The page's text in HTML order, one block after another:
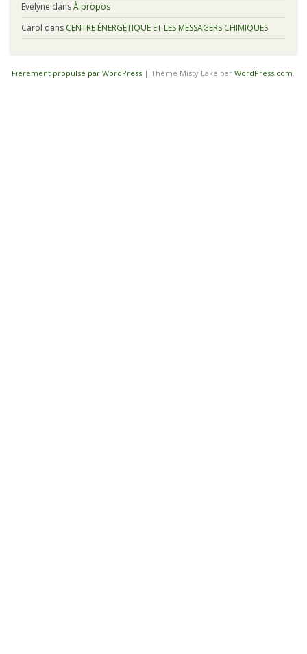
Evelyne dansÀ propos
Carol dans CENTRE ÉNERGÉTIQUE ET LES MESSAGERS CHIMIQUES
Fièrement propulsé par WordPress |Thème Misty Lake parWordPress.com.